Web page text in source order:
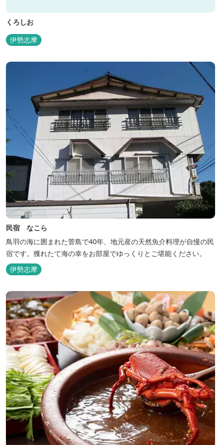
くろしお
伊勢志摩
民宿 なこら
鳥羽の海に囲まれた菅島で40年、地元産の天然魚介料理が自慢の民
宿です。獲れたて海の幸をお部屋でゆっくりとご堪能ください。
伊勢志摩